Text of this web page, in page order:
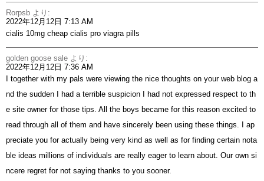
Rorpsb より:
2022年12月12日 7:13 AM
cialis 10mg cheap cialis pro viagra pills
golden goose sale より:
2022年12月12日 7:36 AM
I together with my pals were viewing the nice thoughts on your web blog a
nd the sudden I had a terrible suspicion I had not expressed respect to th
e site owner for those tips. All the boys became for this reason excited to
read through all of them and have sincerely been using these things. I ap
preciate you for actually being very kind as well as for finding certain nota
ble ideas millions of individuals are really eager to learn about. Our own si
ncere regret for not saying thanks to you sooner.